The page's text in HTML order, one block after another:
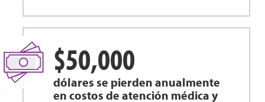
$50,000
dólares se pierden anualmente
en costos de atención médica y